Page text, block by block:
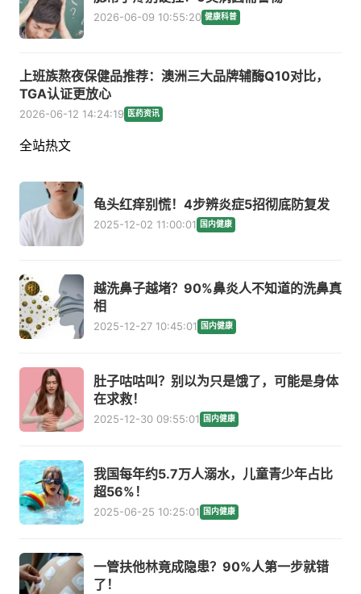
2026-06-09 10:55:20 健康科普
上班族熬夜保健品推荐：澳洲三大品牌辅酶Q10对比，
TGA认证更放心
2026-06-12 14:24:19 医药资讯
全站热文
龟头红痒别慌！4步辨炎症5招彻底防复发
2025-12-02 11:00:01 国内健康
越洗鼻子越堵？90%鼻炎人不知道的洗鼻真
相
2025-12-27 10:45:01 国内健康
肚子咕咕叫？别以为只是饿了，可能是身体
在求救！
2025-12-30 09:55:01 国内健康
我国每年约5.7万人溺水，儿童青少年占比
超56%！
2025-06-25 10:25:01 国内健康
一管扶他林竟成隐患？90%人第一步就错
了！